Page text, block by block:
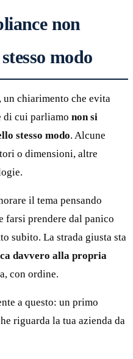
non
modo
chiarimento che evita
cui parliamo non si
stesso modo. Alcune
o dimensioni, altre
il tema pensando
farsi prendere dal panico
subito. La strada giusta sta
davvero alla propria
con ordine.
a questo: un primo
riguarda la tua azienda da